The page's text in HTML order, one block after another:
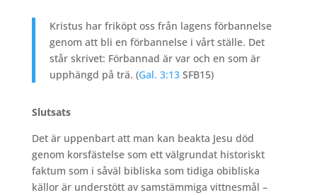
Kristus har friköpt oss från lagens förbannelse
genom att bli en förbannelse i vårt ställe. Det
står skrivet: Förbannad är var och en som är
upphängd på trä. (Gal. 3:13SFB15)
Slutsats
Det är uppenbart att man kan beakta Jesu död
genom korsfästelse som ett välgrundat historiskt
faktum som i såväl bibliska som tidiga obibliska
källor är understött av samstämmiga vittnesmål –